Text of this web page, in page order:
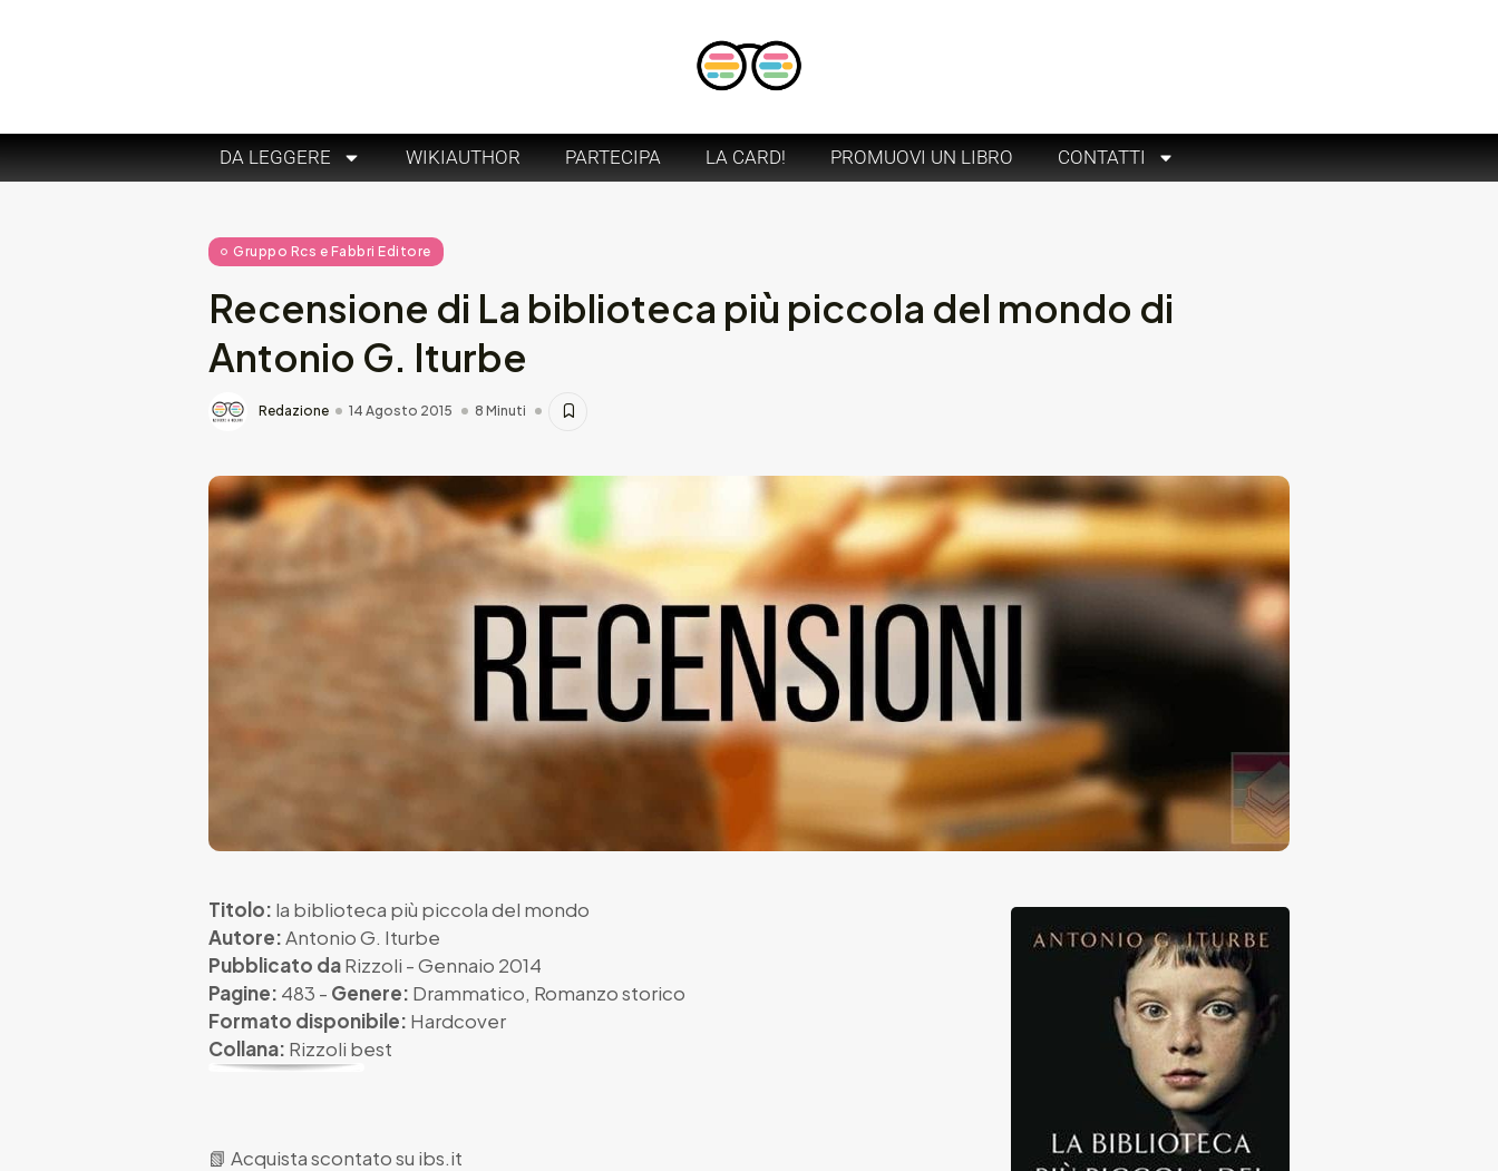
DA LEGGERE WIKIAUTHOR PARTECIPA LA CARD! PROMUOVI UN LIBRO CONTATTI
Gruppo Rcs e Fabbri Editore
Recensione di La biblioteca più piccola del mondo di
Antonio G. Iturbe
Redazione 14 Agosto 2015 8 Minuti
Titolo: la biblioteca più piccola del mondo
Autore:Antonio G. Iturbe
Pubblicato daRizzoli - Gennaio 2014
Pagine: 483 - Genere: Drammatico, Romanzo storico
Formato disponibile: Hardcover
Collana: Rizzoli best
📗 Acquista scontato su ibs.it